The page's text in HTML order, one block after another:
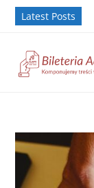
Latest Posts